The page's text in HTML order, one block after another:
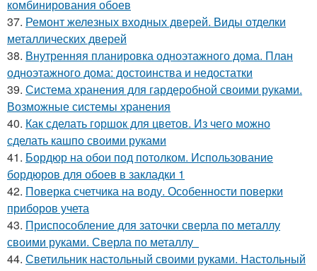
комбинирования обоев
37. Ремонт железных входных дверей. Виды отделки
металлических дверей
38. Внутренняя планировка одноэтажного дома. План
одноэтажного дома: достоинства и недостатки
39. Система хранения для гардеробной своими руками.
Возможные системы хранения
40. Как сделать горшок для цветов. Из чего можно
сделать кашпо своими руками
41. Бордюр на обои под потолком. Использование
бордюров для обоев в закладки 1
42. Поверка счетчика на воду. Особенности поверки
приборов учета
43. Приспособление для заточки сверла по металлу
своими руками. Сверла по металлу
44. Светильник настольный своими руками. Настольный